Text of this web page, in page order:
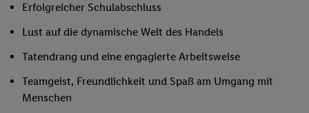
Erfolgreicher Schulabschluss
Lust auf die dynamische Welt des Handels
Tatendrang und eine engagierte Arbeitsweise
Teamgeist, Freundlichkeit und Spaß am Umgang mit
Menschen